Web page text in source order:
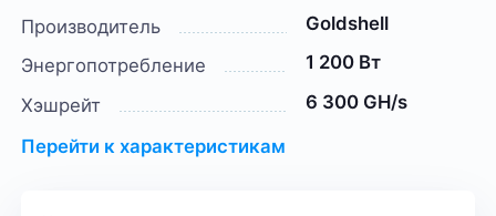
Производитель
Goldshell
Энергопотребление
1 200 Вт
Хэшрейт
6 300 GH/s
Перейти к характеристикам